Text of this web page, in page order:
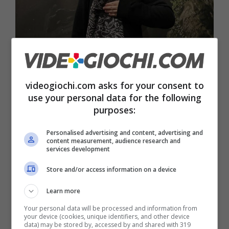
Yoko Taro rivela tanti giochi cancellati dietro le quinte –
Videogiochi.com
Yoko ha risposto spiegando che, sebbene
all’esterno potesse sembrare che non stesse
lavorando a nulla da un po’ di tempo, i progetti
su cui è impegnato continuano a essere
cancellati durante lo sviluppo.
“La gente spesso dice cose del tipo:
non fai un sequel di NieR?’ o ‘Yoko non sta
videogiochi.com asks for your consent to
use your personal data for the following
purposes:
Personalised advertising and content, advertising and
content measurement, audience research and
services development
Store and/or access information on a device
Learn more
Your personal data will be processed and information from
your device (cookies, unique identifiers, and other device
data) may be stored by, accessed by and shared with 319